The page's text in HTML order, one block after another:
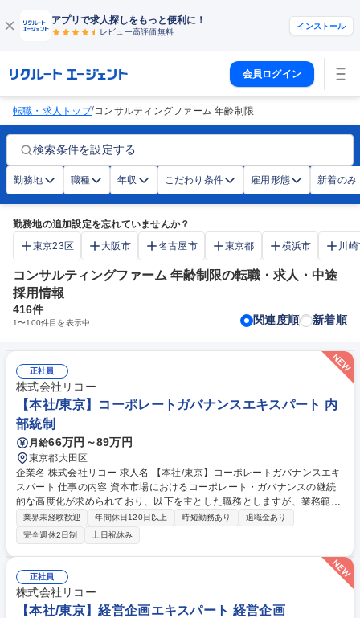
アプリで求人探しをもっと便利に！
レビュー高評価無料
インストール
会員ログイン
転職・求人トップ/コンサルティングファーム 年齢制限
検索条件を設定する
勤務地 職種 年収 こだわり条件 雇用形態 新着のみ
勤務地の追加設定を忘れていませんか？
東京23区
大阪市 名古屋市 東京都 横浜市 川
コンサルティングファーム 年齢制限の転職・求人・中途
採用情報
416件
1〜100件目を表示中 関連度順 新着順
正社員
株式会社リコー
【本社/東京】コーポレートガバナンスエキスパート 内
部統制
月給66万円～89万円
東京都大田区
企業名 株式会社リコー 求人名 【本社/東京】コーポレートガバナンスエキ
スパート 仕事の内容 資本市場におけるコーポレート・ガバナンスの継続
的な高度化が求められており、以下を主とした職務としますが、業務範囲
はコーポレート・セクレタリー機能全般の範囲になります。 ・コーポレー
トガバナンスの方針、機関・制度設計、体制に関する企画・提案 ・ガバナ
ンスの実効性向上にむけた方針の策定、制度・運営プロセスの改革・推進
・取締役会議長や筆頭社外取締役、その他取締役に対するサポート ・取締
役会や諮問委員会への上程議案に対する、ガバナンス視点でのチェック・
指導 ・CEOおよび取締役兼務執行役員の実績評価プロセスの運営と透明
性の担保 等 募集職種 【本社/東京】コーポレートガバナンスエキスパート
業界未経験歓迎 年間休日120日以上 時短勤務あり
退職金あり
完全週休2日制
土日祝休み
正社員
株式会社リコー
【本社/東京】経営企画エキスパート 経営企画